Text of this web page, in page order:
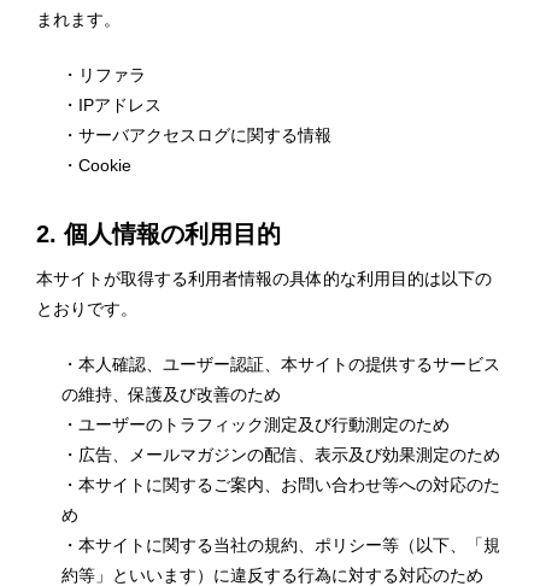
まれます。
・リファラ
・IPアドレス
・サーバアクセスログに関する情報
・Cookie
2. 個人情報の利用目的
本サイトが取得する利用者情報の具体的な利用目的は以下の
とおりです。
・本人確認、ユーザー認証、本サイトの提供するサービス
の維持、保護及び改善のため
・ユーザーのトラフィック測定及び行動測定のため
・広告、メールマガジンの配信、表示及び効果測定のため
・本サイトに関するご案内、お問い合わせ等への対応のた
め
・本サイトに関する当社の規約、ポリシー等（以下、「規
約等」といいます）に違反する行為に対する対応のため